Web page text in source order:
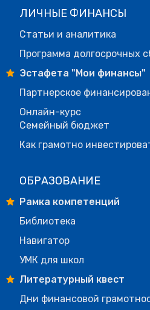
ЛИЧНЫЕ ФИНАНСЫ
Статьи и аналитика
Программа долгосрочных
Эстафета "Мои финансы"
Партнерское
Онлайн-курс
Семейный бюджет
Как грамотно
ОБРАЗОВАНИЕ
Рамка компетенций
Библиотека
Навигатор
УМК для школ
Литературный квест
Дни финансовой